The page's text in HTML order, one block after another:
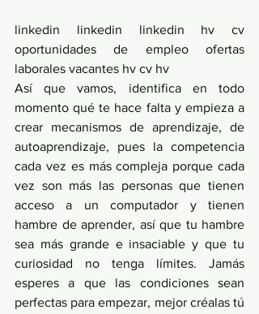
linkedin linkedin linkedin hv cv
oportunidades de empleo ofertas
laborales vacantes hv cv hv
Así que vamos, identifica en todo
momento qué te hace falta y empieza a
crear mecanismos de aprendizaje, de
autoaprendizaje, pues la competencia
cada vez es más compleja porque cada
vez son más las personas que tienen
acceso a un computador y tienen
hambre de aprender, así que tu hambre
sea más grande e insaciable y que tu
curiosidad no tenga límites. Jamás
esperes a que las condiciones sean
perfectas para empezar, mejor créalas tú